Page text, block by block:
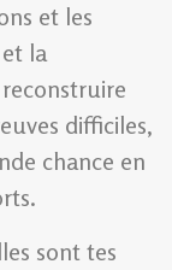
et les
la
difficiles,
chance en
sont tes